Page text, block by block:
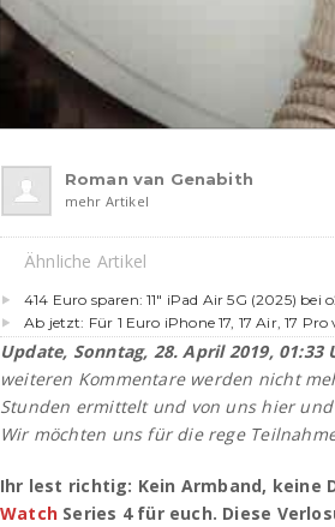
Roman van Genabith
mehr Artikel
Ähnliche Artikel
414 Euro sparen: 11″ iPad Air 5G (2025) bei
Ab jetzt: Für 1 Euro iPhone 17, 17 Air, 17
Update, Sonntag, 28. April 2019, 01:33
weiteren Kommentare werden nicht
Stunden ermittelt und von uns hier
Wir möchten uns für die rege
Ihr lest richtig: Kein Armband,
Watch Series 4 für euch. Diese